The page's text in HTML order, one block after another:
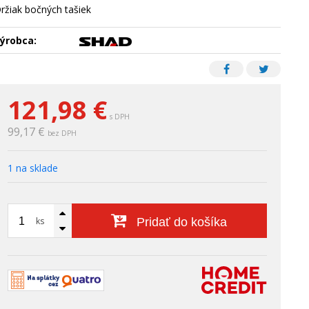
121,98 € s DPH
99,17 € bez DPH
1 na sklade
ks Pridať do košíka
bočných tašiek